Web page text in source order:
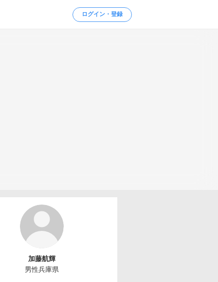
ログイン・登録
加藤航輝
男性兵庫県